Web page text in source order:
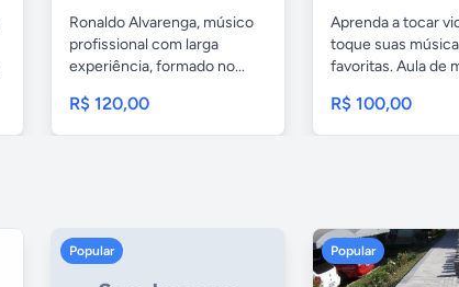
Ronaldo Alvarenga, músico
profissional com larga
experiência, formado no...
R$ 120,00
Aprenda a tocar
toque suas
favoritas. Aula de
R$ 100,00
Popular Popular